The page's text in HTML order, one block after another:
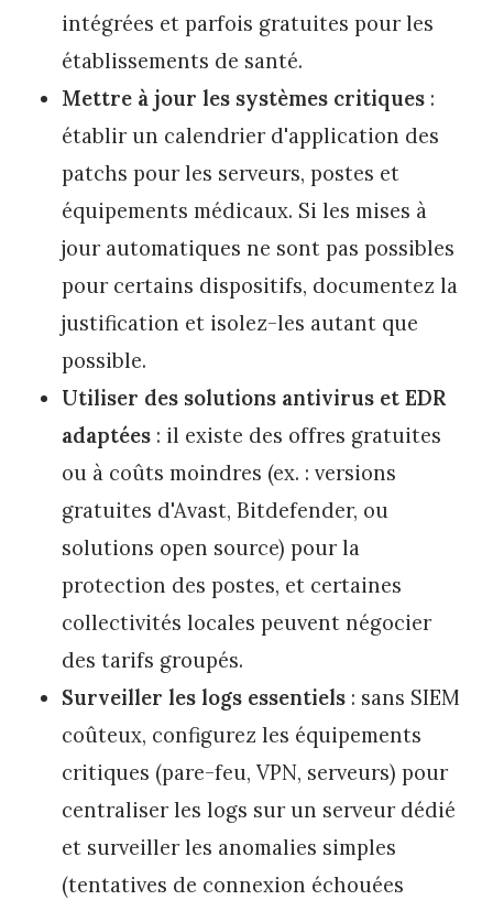
intégrées et parfois gratuites pour les
établissements de santé.
Mettre à jour les systèmes critiques :
établir un calendrier d'application des
patchs pour les serveurs, postes et
équipements médicaux. Si les mises à
jour automatiques ne sont pas possibles
pour certains dispositifs, documentez la
justification et isolez-les autant que
possible.
Utiliser des solutions antivirus et EDR
adaptées : il existe des offres gratuites
ou à coûts moindres (ex. : versions
gratuites d'Avast, Bitdefender, ou
solutions open source) pour la
protection des postes, et certaines
collectivités locales peuvent négocier
des tarifs groupés.
Surveiller les logs essentiels : sans SIEM
coûteux, configurez les équipements
critiques (pare-feu, VPN, serveurs) pour
centraliser les logs sur un serveur dédié
et surveiller les anomalies simples
(tentatives de connexion échouées